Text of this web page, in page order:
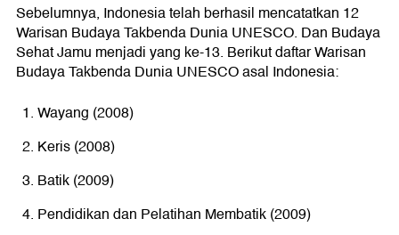
Sebelumnya, Indonesia telah berhasil mencatatkan 12
Warisan Budaya Takbenda Dunia UNESCO. Dan Budaya
Sehat Jamu menjadi yang ke-13. Berikut daftar Warisan
Budaya Takbenda Dunia UNESCO asal Indonesia:
Wayang (2008)
Keris (2008)
Batik (2009)
Pendidikan dan Pelatihan Membatik (2009)